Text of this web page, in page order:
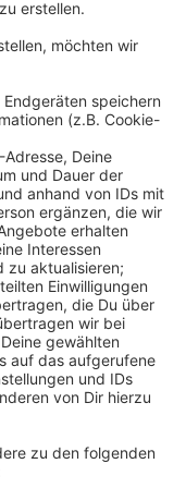
20 Meter
gefallen.
worden. Der
dem Fahrzeug
im
die
viel zu tun:
Äste
des 30
rät bei Sturm
auf Brücken
sein - hier sei
erfasst zu
vielen Bäume